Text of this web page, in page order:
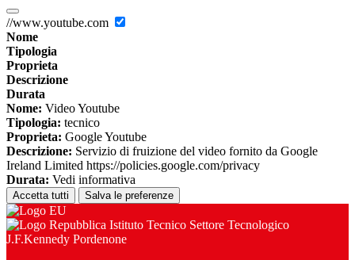
//www.youtube.com
Nome
Tipologia
Proprieta
Descrizione
Durata
Nome: Video Youtube
Tipologia: tecnico
Proprieta: Google Youtube
Descrizione: Servizio di fruizione del video fornito da Google
Ireland Limited https://policies.google.com/privacy
Durata: Vedi informativa
Accetta tutti Salva le preferenze
Istituto Tecnico Settore Tecnologico
J.F.Kennedy Pordenone